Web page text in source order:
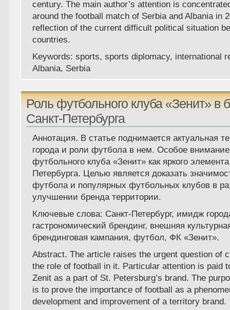
century. The main author’s attention is
around the football match of Serbia and Albania in
reflection of the current difficult political situation
countries.
Keywords: sports, sports diplomacy, international
Albania, Serbia
Роль футбольного клуба «Зенит» в
Санкт-Петербурга
Аннотация. В статье поднимается актуальная
города и роли футбола в нем. Особое
футбольного клуба «Зенит» как яркого
Петербурга. Целью является доказать
футбола и популярных футбольных клубов в
улучшении бренда территории.
Ключевые слова: Санкт-Петербург, имидж
гастрономический брендинг, внешняя
брендинговая кампания, футбол, ФК «Зенит».
Abstract. The article raises the urgent question of
the role of football in it. Particular attention is paid
Zenit as a part of St. Petersburg’s brand. The
is to prove the importance of football as a
development and improvement of a territory brand.